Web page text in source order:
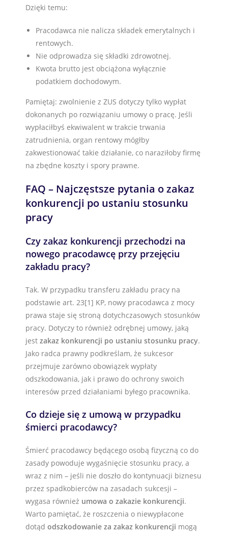
Dzięki temu:
Pracodawca nie nalicza składek emerytalnych i
rentowych.
Nie odprowadza się składki zdrowotnej.
Kwota brutto jest obciążona wyłącznie
podatkiem dochodowym.
Pamiętaj: zwolnienie z ZUS dotyczy tylko wypłat
dokonanych po rozwiązaniu umowy o pracę. Jeśli
wypłaciłbyś ekwiwalent w trakcie trwania
zatrudnienia, organ rentowy mógłby
zakwestionować takie działanie, co naraziłoby firmę
na zbędne koszty i spory prawne.
FAQ – Najczęstsze pytania o zakaz
konkurencji po ustaniu stosunku
pracy
Czy zakaz konkurencji przechodzi na
nowego pracodawcę przy przejęciu
zakładu pracy?
Tak. W przypadku transferu zakładu pracy na
podstawie art. 23[1] KP, nowy pracodawca z mocy
prawa staje się stroną dotychczasowych stosunków
pracy. Dotyczy to również odrębnej umowy, jaką
jest zakaz konkurencji po ustaniu stosunku pracy.
Jako radca prawny podkreślam, że sukcesor
przejmuje zarówno obowiązek wypłaty
odszkodowania, jak i prawo do ochrony swoich
interesów przed działaniami byłego pracownika.
Co dzieje się z umową w przypadku
śmierci pracodawcy?
Śmierć pracodawcy będącego osobą fizyczną co do
zasady powoduje wygaśnięcie stosunku pracy, a
wraz z nim – jeśli nie doszło do kontynuacji biznesu
przez spadkobierców na zasadach sukcesji –
wygasa również umowa o zakazie konkurencji.
Warto pamiętać, że roszczenia o niewypłacone
dotąd odszkodowanie za zakaz konkurencji mogą